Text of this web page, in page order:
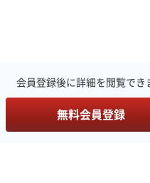
会員登録後に詳細を閲覧でき
無料会員登録